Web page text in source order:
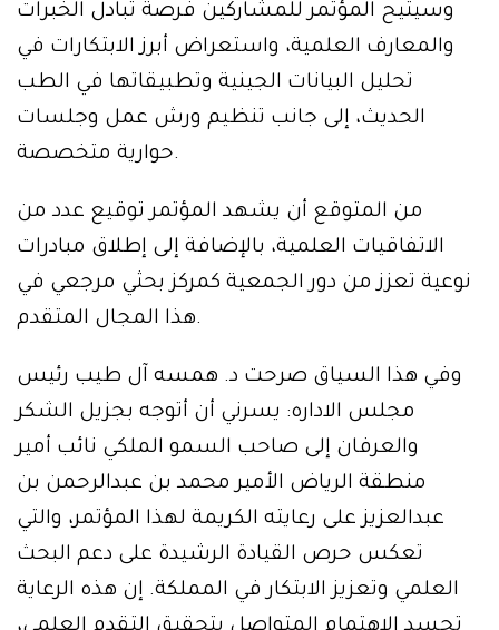
وسيتيح المؤتمر للمشاركين فرصة تبادل الخبرات
والمعارف العلمية، واستعراض أبرز الابتكارات في
تحليل البيانات الجينية وتطبيقاتها في الطب
الحديث، إلى جانب تنظيم ورش عمل وجلسات
حوارية متخصصة.
من المتوقع أن يشهد المؤتمر توقيع عدد من
الاتفاقيات العلمية، بالإضافة إلى إطلاق مبادرات
نوعية تعزز من دور الجمعية كمركز بحثي مرجعي في
هذا المجال المتقدم.
وفي هذا السياق صرحت د. همسه آل طيب رئيس
مجلس الاداره: يسرني أن أتوجه بجزيل الشكر
والعرفان إلى صاحب السمو الملكي نائب أمير
منطقة الرياض الأمير محمد بن عبدالرحمن بن
عبدالعزيز على رعايته الكريمة لهذا المؤتمر، والتي
تعكس حرص القيادة الرشيدة على دعم البحث
العلمي وتعزيز الابتكار في المملكة. إن هذه الرعاية